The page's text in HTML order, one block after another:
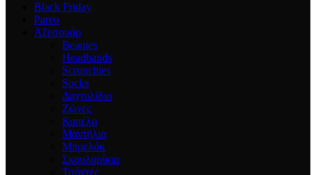
Black Friday
Pareo
Αξεσουάρ
Beanies
Headbands
Scrunchies
Socks
Δαχτυλίδια
Ζώνες
Καπέλα
Μαντήλια
Μπρελόκ
Σκουλαρίκια
Τσάντες